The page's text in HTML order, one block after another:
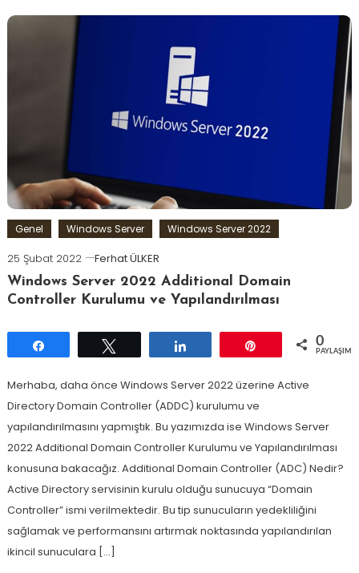
Genel Windows Server Windows Server 2022
25 Şubat 2022
Ferhat ÜLKER
Windows Server 2022 Additional Domain
Controller Kurulumu ve Yapılandırılması
0
Merhaba, daha önce Windows Server 2022 üzerine Active
Directory Domain Controller (ADDC) kurulumu ve
yapılandırılmasını yapmıştık. Bu yazımızda ise Windows Server
2022 Additional Domain Controller Kurulumu ve Yapılandırılması
konusuna bakacağız. Additional Domain Controller (ADC) Nedir?
Active Directory servisinin kurulu olduğu sunucuya “Domain
Controller” ismi verilmektedir. Bu tip sunucuların yedekliliğini
sağlamak ve performansını artırmak noktasında yapılandırılan
ikincil sunuculara […]